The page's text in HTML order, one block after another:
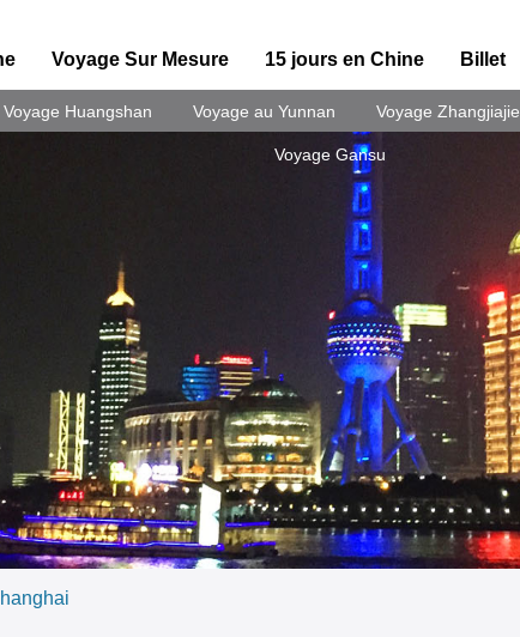
Voyage Sur Mesure 15 jours en Chine Billet
Voyage Huangshan Voyage au Yunnan Voyage Zhangjiajie
Voyage Gansu